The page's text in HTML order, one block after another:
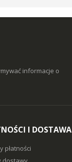
informacje o
I DOSTAWA
płatności